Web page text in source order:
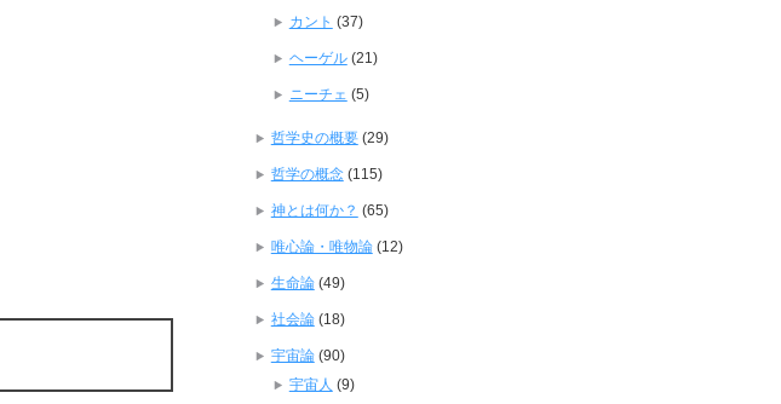
カント (37)
ヘーゲル(21)
ニーチェ (5)
哲学史の概要(29)
哲学の概念(115)
神とは何か？ (65)
唯心論・唯物論(12)
生命論(49)
社会論(18)
宇宙論(90)
宇宙人 (9)